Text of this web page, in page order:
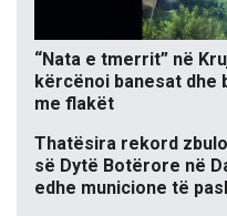
“Nata e tmerrit” në
kërcënoi banesat dhe
me flakët
Thatësira rekord
së Dytë Botërore në
edhe municione të